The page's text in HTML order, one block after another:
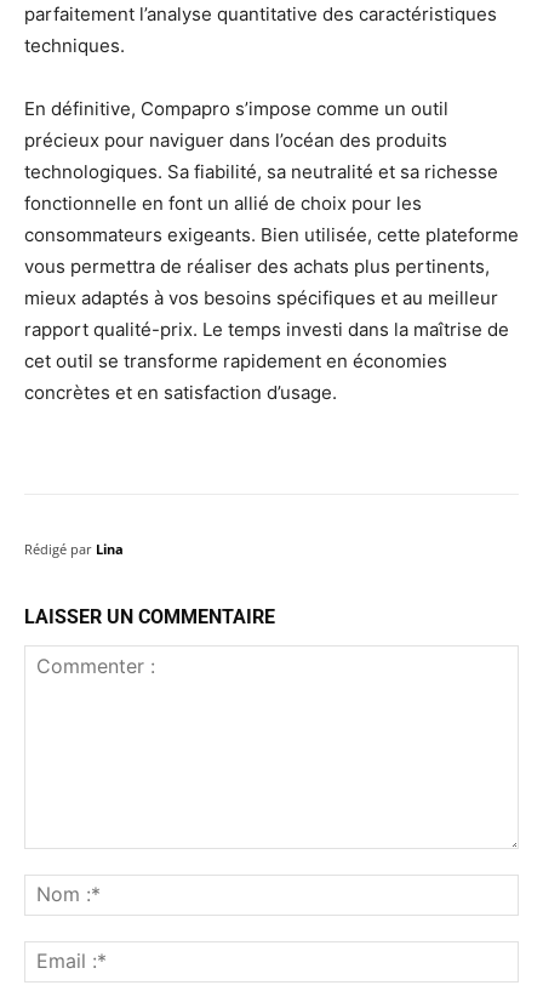
parfaitement l’analyse quantitative des caractéristiques
techniques.
En définitive, Compapro s’impose comme un outil
précieux pour naviguer dans l’océan des produits
technologiques. Sa fiabilité, sa neutralité et sa richesse
fonctionnelle en font un allié de choix pour les
consommateurs exigeants. Bien utilisée, cette plateforme
vous permettra de réaliser des achats plus pertinents,
mieux adaptés à vos besoins spécifiques et au meilleur
rapport qualité-prix. Le temps investi dans la maîtrise de
cet outil se transforme rapidement en économies
concrètes et en satisfaction d’usage.
Rédigé par Lina
LAISSER UN COMMENTAIRE
:*
:*